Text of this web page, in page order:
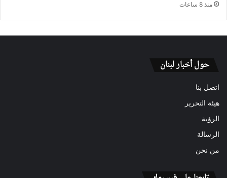
منذ 8 ساعات
حول أخبار لبنان
اتصل بنا
هيئة التحرير
الرؤية
الرسالة
من نحن